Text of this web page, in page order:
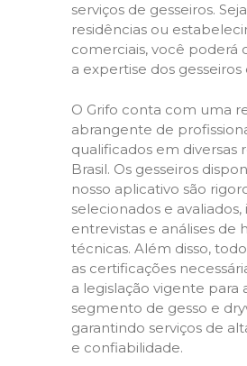
serviços de gesseiros.
residências ou
comerciais, você poderá
a expertise dos gesseiros
O Grifo conta com uma
abrangente de
qualificados em diversas
Brasil. Os gesseiros
nosso aplicativo são
selecionados e
entrevistas e análises de
técnicas. Além disso,
as certificações
a legislação vigente para
segmento de gesso e
garantindo serviços de
e confiabilidade.